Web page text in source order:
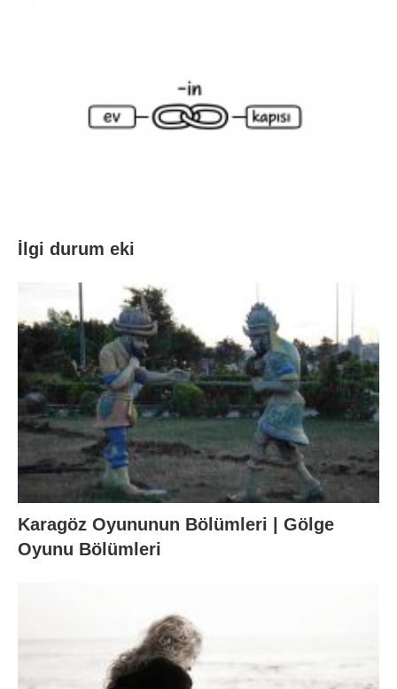
İlgi durum eki
Karagöz Oyununun Bölümleri | Gölge
Oyunu Bölümleri